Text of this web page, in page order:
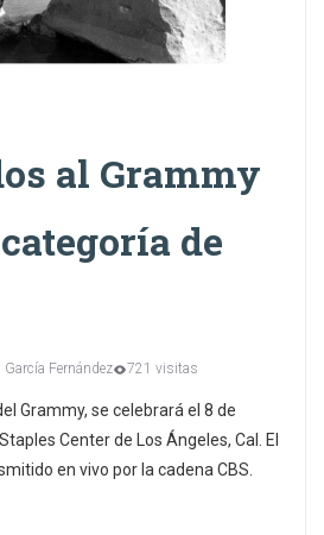
al Grammy
de
Fernández 721 visitas
Grammy, se celebrará el 8 de
Center de Los Ángeles, Cal. El
en vivo por la cadena CBS.